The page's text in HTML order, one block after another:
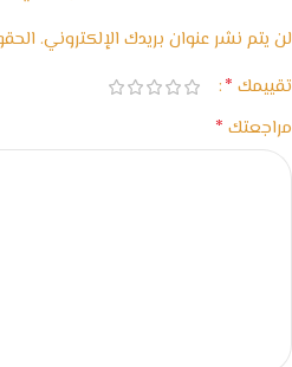
لن يتم نشر عنوان بريدك الإلكتروني.
تقييمك *
مراجعتك *